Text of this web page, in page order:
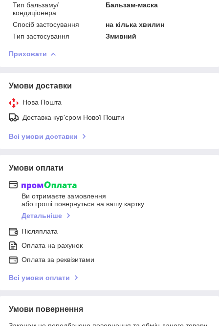
Тип бальзаму/
кондиціонера
Бальзам-маска
Спосіб застосування
на кілька хвилин
Тип застосування
Змивний
Приховати
Умови доставки
Нова Пошта
Доставка кур'єром Нової Пошти
Всі умови доставки
Умови оплати
Ви отримаєте замовлення
або гроші повернуться на вашу картку
Детальніше
Післяплата
Оплата на рахунок
Оплата за реквізитами
Всі умови оплати
Умови повернення